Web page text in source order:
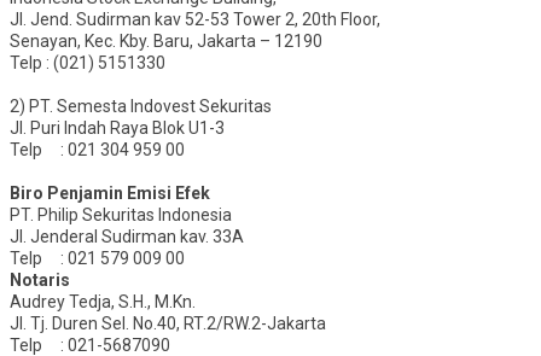
Jl. Jend. Sudirman kav 52-53 Tower 2, 20th Floor,
Senayan, Kec. Kby. Baru, Jakarta – 12190
Telp : (021) 5151330
2) PT. Semesta Indovest Sekuritas
Jl. Puri Indah Raya Blok U1-3
Telp : 021 304 959 00
Biro Penjamin Emisi Efek
PT. Philip Sekuritas Indonesia
Jl. Jenderal Sudirman kav. 33A
Telp : 021 579 009 00
Notaris
Audrey Tedja, S.H., M.Kn.
Jl. Tj. Duren Sel. No.40, RT.2/RW.2-Jakarta
Telp : 021-5687090